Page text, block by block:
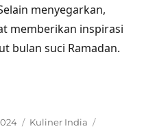
menyegarkan,
memberikan inspirasi
bulan suci Ramadan.
Categories
Kuliner India